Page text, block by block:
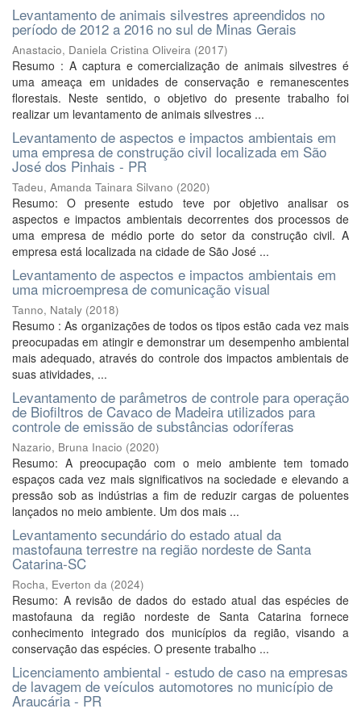
Levantamento de animais silvestres apreendidos no
período de 2012 a 2016 no sul de Minas Gerais
Anastacio, Daniela Cristina Oliveira (2017)
Resumo : A captura e comercialização de animais silvestres é
uma ameaça em unidades de conservação e remanescentes
florestais. Neste sentido, o objetivo do presente trabalho foi
realizar um levantamento de animais silvestres ...
Levantamento de aspectos e impactos ambientais em
uma empresa de construção civil localizada em São
José dos Pinhais - PR
Tadeu, Amanda Tainara Silvano (2020)
Resumo: O presente estudo teve por objetivo analisar os
aspectos e impactos ambientais decorrentes dos processos de
uma empresa de médio porte do setor da construção civil. A
empresa está localizada na cidade de São José ...
Levantamento de aspectos e impactos ambientais em
uma microempresa de comunicação visual
Tanno, Nataly (2018)
Resumo : As organizações de todos os tipos estão cada vez mais
preocupadas em atingir e demonstrar um desempenho ambiental
mais adequado, através do controle dos impactos ambientais de
suas atividades, ...
Levantamento de parâmetros de controle para operação
de Biofiltros de Cavaco de Madeira utilizados para
controle de emissão de substâncias odoríferas
Nazario, Bruna Inacio (2020)
Resumo: A preocupação com o meio ambiente tem tomado
espaços cada vez mais significativos na sociedade e elevando a
pressão sob as indústrias a fim de reduzir cargas de poluentes
lançados no meio ambiente. Um dos mais ...
Levantamento secundário do estado atual da
mastofauna terrestre na região nordeste de Santa
Catarina-SC
Rocha, Everton da (2024)
Resumo: A revisão de dados do estado atual das espécies de
mastofauna da região nordeste de Santa Catarina fornece
conhecimento integrado dos municípios da região, visando a
conservação das espécies. O presente trabalho ...
Licenciamento ambiental - estudo de caso na empresas
de lavagem de veículos automotores no município de
Araucária - PR